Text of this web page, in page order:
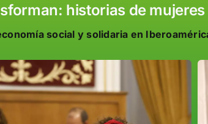
historias de mujeres
social y solidaria en